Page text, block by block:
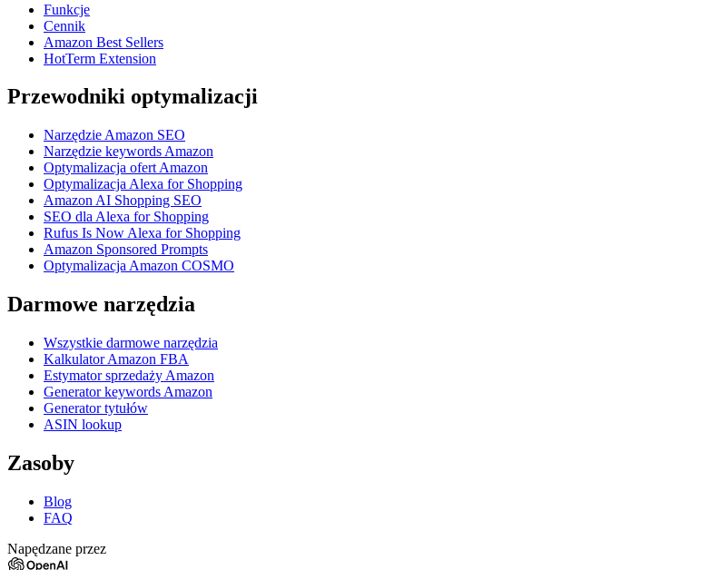
Funkcje
Cennik
Amazon Best Sellers
HotTerm Extension
Przewodniki optymalizacji
Narzędzie Amazon SEO
Narzędzie keywords Amazon
Optymalizacja ofert Amazon
Optymalizacja Alexa for Shopping
Amazon AI Shopping SEO
SEO dla Alexa for Shopping
Rufus Is Now Alexa for Shopping
Amazon Sponsored Prompts
Optymalizacja Amazon COSMO
Darmowe narzędzia
Wszystkie darmowe narzędzia
Kalkulator Amazon FBA
Estymator sprzedaży Amazon
Generator keywords Amazon
Generator tytułów
ASIN lookup
Zasoby
Blog
FAQ
Napędzane przez